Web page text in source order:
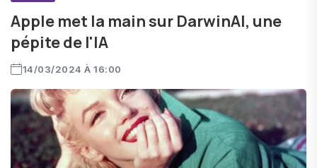
Apple met la main sur DarwinAI, une
pépite de l'IA
14/03/2024 À 16:00